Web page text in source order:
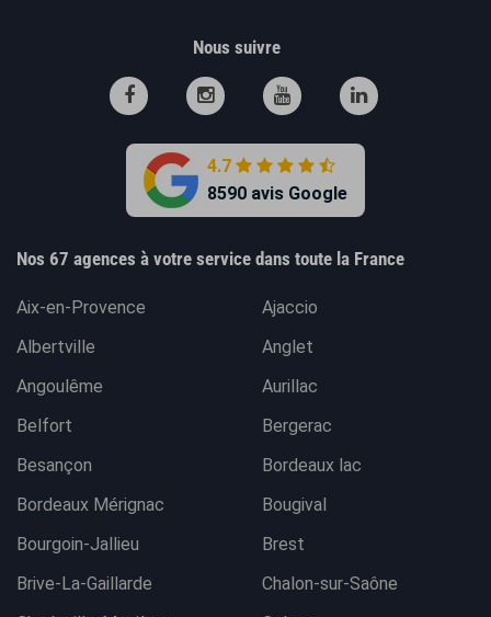
Nous suivre
4.7
8590 avis Google
Nos 67 agences à votre service dans toute la France
Aix-en-Provence
Ajaccio
Albertville
Anglet
Angoulême
Aurillac
Belfort
Bergerac
Besançon
Bordeaux lac
Bordeaux Mérignac
Bougival
Bourgoin-Jallieu
Brest
Brive-La-Gaillarde
Chalon-sur-Saône